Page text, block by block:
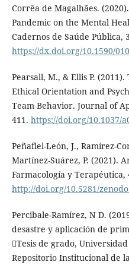
Corrêa de Magalhães.
Pandemic on the Mental
Cadernos de Saúde Pública,
https://dx.doi.org/10.1590/
Pearsall, M., & Ellis P.
Ethical Orientation and
Team Behavior. Journal of
411. https://doi.org/10.1037/
Peñafiel-León, J., Ramírez-
Martínez-Suárez, P. (2021).
Farmacología y Terapéutica,
http://doi.org/10.5281/
Percibale-Ramírez, N D.
desastre y aplicación de
Tesis de grado,
Repositorio Institucional de